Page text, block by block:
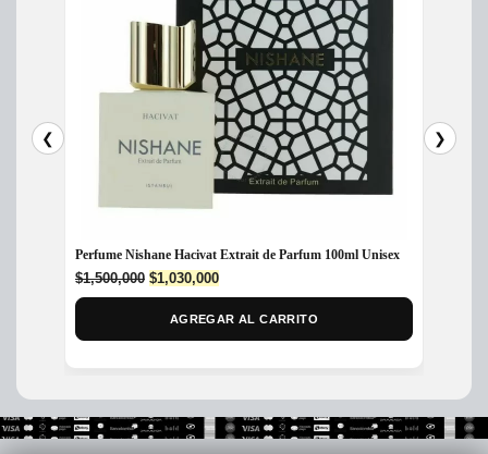
❮
Perfume Nishane Hacivat Extrait de Parfum 100ml Unisex
$1,500,000 Original
price
was:
$1,030,000Current
price
is:
AGREGAR AL CARRITO
❯